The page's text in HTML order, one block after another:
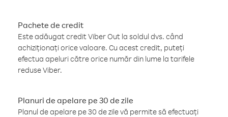
Pachete de credit
Este adăugat credit Viber Out la soldul dvs. când
achiziționați orice valoare. Cu acest credit, puteți
efectua apeluri către orice număr din lume la tarifele
reduse Viber.
Planuri de apelare pe 30 de zile
Planul de apelare pe 30 de zile vă permite să efectuați